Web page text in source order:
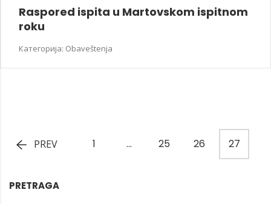
Raspored ispita u Martovskom ispitnom
roku
Категорија: Obaveštenja
PREV 1 … 25 26 27
PRETRAGA